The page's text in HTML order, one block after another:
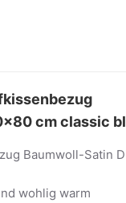
cm classic
Baumwoll-Satin
wohlig warm